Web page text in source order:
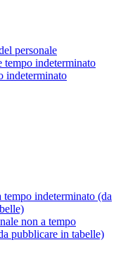
personale
tempo indeterminato
indeterminato
tempo indeterminato (da
non a tempo
pubblicare in tabelle)